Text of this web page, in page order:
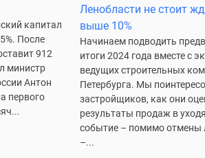
капитал
После
912
министр
Антон
первого
Ленобласти не стоит
выше 10%
Начинаем подводить
итоги 2024 года вместе с
ведущих строительных
Петербурга. Мы
застройщиков, как они
результаты продаж в
событие – помимо отмены
–...